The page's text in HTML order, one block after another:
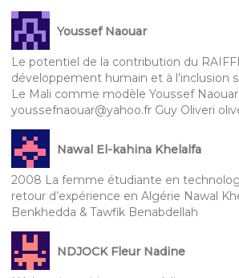
Youssef Naouar
Le potentiel de la contribution du
développement humain et à l’inclusion
Le Mali comme modèle Youssef Naouar
youssefnaouar@yahoo.fr Guy Oliveri
Nawal El-kahina Khelalfa
2008 La femme étudiante en
retour d’expérience en Algérie Nawal
Benkhedda & Tawfik Benabdellah
NDJOCK Fleur Nadine